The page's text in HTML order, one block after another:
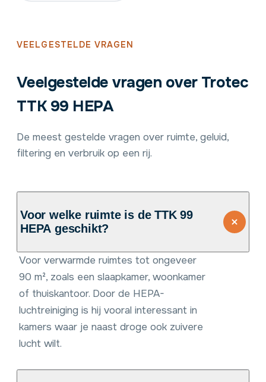
VEELGESTELDE VRAGEN
Veelgestelde vragen over Trotec
TTK 99 HEPA
De meest gestelde vragen over ruimte, geluid,
filtering en verbruik op een rij.
Voor welke ruimte is de TTK 99
HEPA geschikt?
Voor verwarmde ruimtes tot ongeveer
90 m², zoals een slaapkamer, woonkamer
of thuiskantoor. Door de HEPA-
luchtreiniging is hij vooral interessant in
kamers waar je naast droge ook zuivere
lucht wilt.